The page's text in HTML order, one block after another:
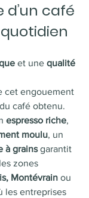
d’un café
et une qualité
cet engouement
café obtenu.
espresso riche,
moulu, un
à grains garantit
zones
Montévrain ou
les entreprises